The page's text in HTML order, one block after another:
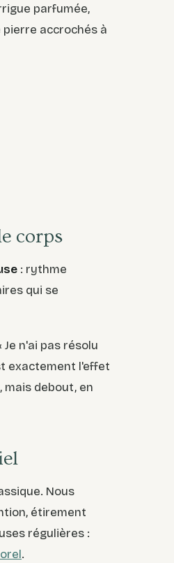
parfumée,
accrochés à
corps
: rythme
qui se
n'ai pas résolu
exactement l'effet
, mais debout, en
Nous
étirement
régulières :
.